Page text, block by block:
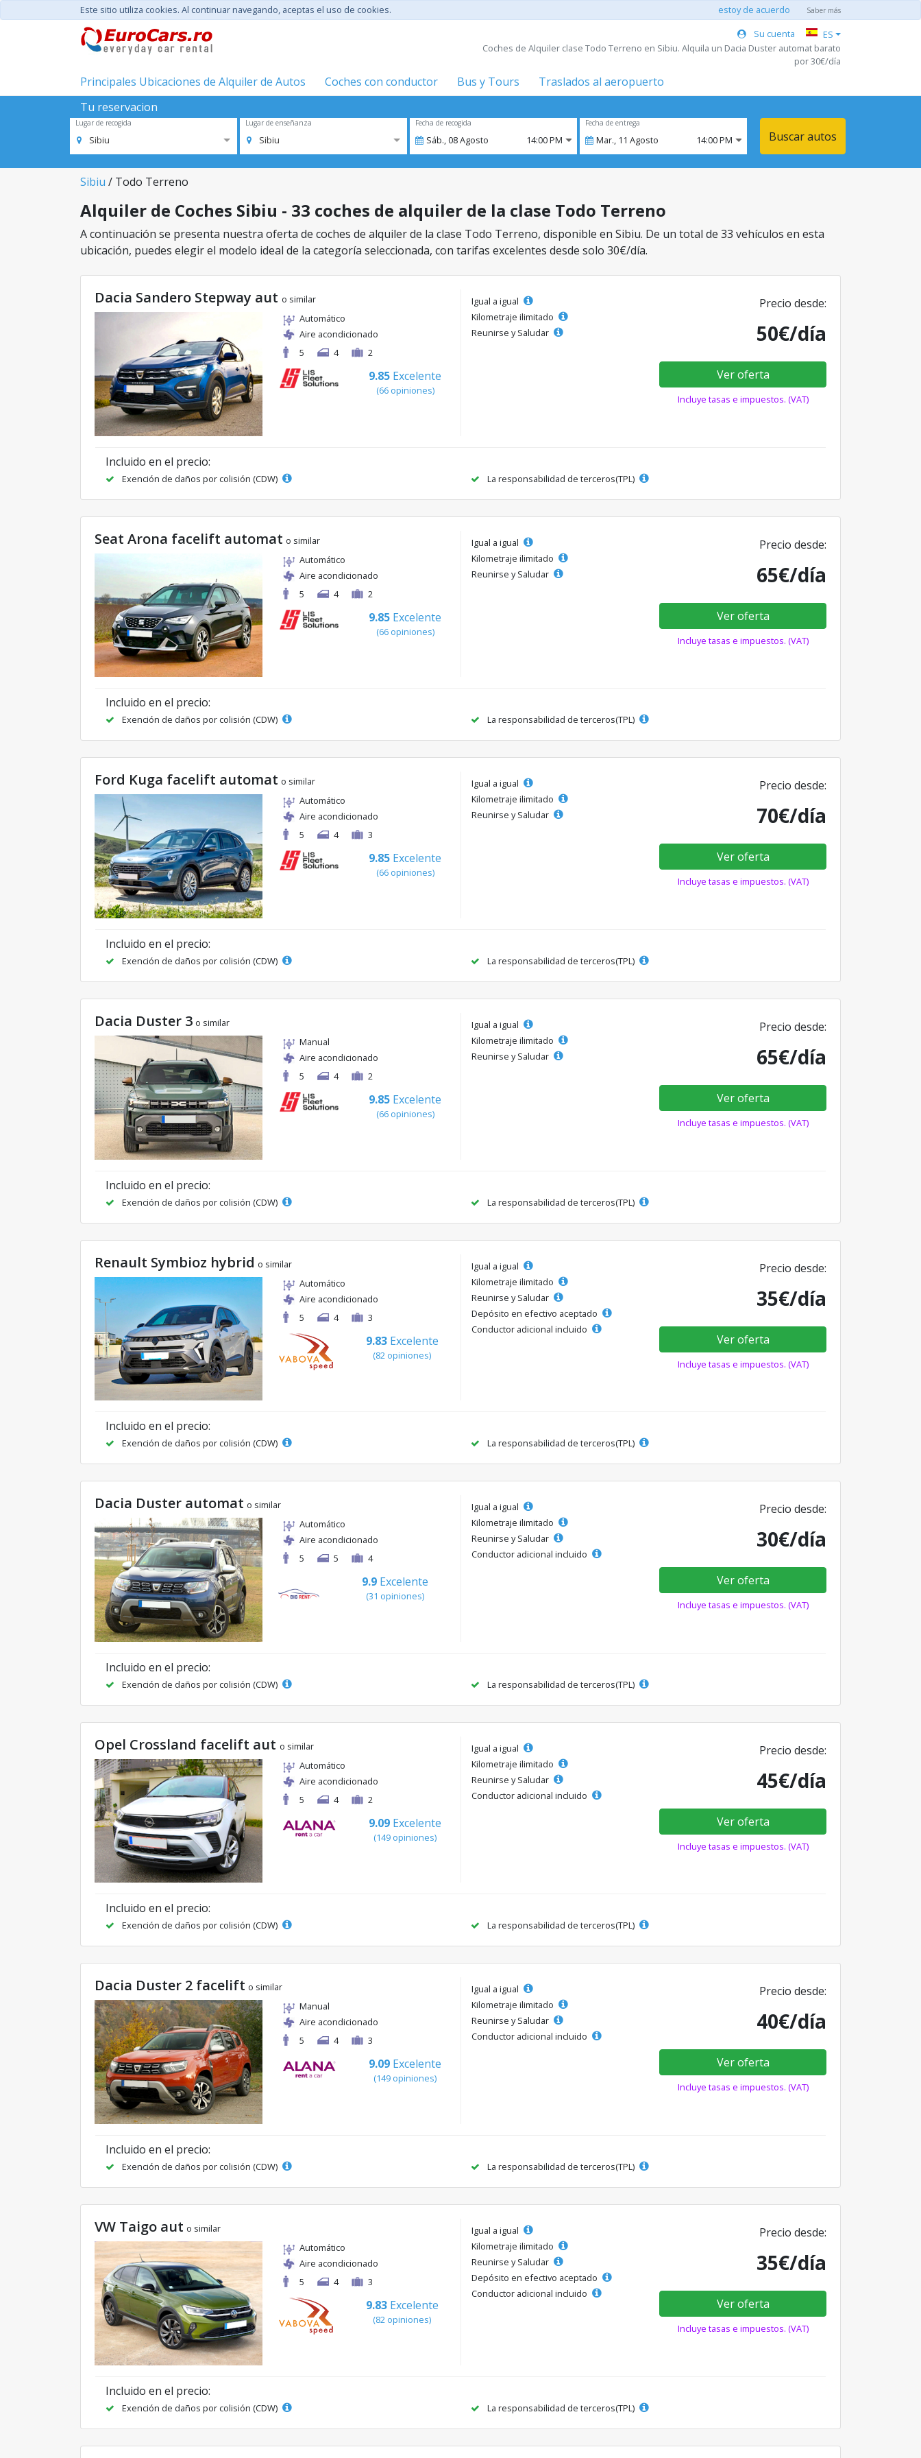
Este sitio utiliza cookies. Al continuar navegando, aceptas el uso de cookies. estoy de acuerdo Saber más
Su cuenta
ES
Coches de Alquiler clase Todo Terreno en Sibiu. Alquila un Dacia Duster automat barato
por 30€/día
Principales Ubicaciones de Alquiler de Autos Coches con conductor Bus y Tours
Traslados al aeropuerto
Tu reservacion
Lugar de recogida
Sibiu
Lugar de enseñanza
Sibiu
Fecha de recogida
Sáb.,08Agosto 14:00 PM
Fecha de entrega
Mar., 11 Agosto 14:00 PM Buscar autos
Sibiu / Todo Terreno
Alquiler de Coches Sibiu - 33 coches de alquiler de la clase Todo Terreno
A continuación se presenta nuestra oferta de coches de alquiler de la clase Todo Terreno, disponible en Sibiu. De un total de 33 vehículos en esta
ubicación, puedes elegir el modelo ideal de la categoría seleccionada, con tarifas excelentes desde solo 30€/día.
Dacia Sandero Stepway aut o similar
Automático
Aire acondicionado
5
4 2
9.85 Excelente
(66 opiniones)
Igual a igual
Kilometraje ilimitado
Reunirse y Saludar
Precio desde:
50€/día
Ver oferta
Incluye tasas e impuestos. (VAT)
Incluido en el precio:
Exención de daños por colisión (CDW) La responsabilidad de terceros(TPL)
Seat Arona facelift automat o similar
Automático
Aire acondicionado
5
4 2
9.85 Excelente
(66 opiniones)
Igual a igual
Kilometraje ilimitado
Reunirse y Saludar
Precio desde:
65€/día
Ver oferta
Incluye tasas e impuestos. (VAT)
Incluido en el precio:
Exención de daños por colisión (CDW) La responsabilidad de terceros(TPL)
Ford Kuga facelift automat o similar
Automático
Aire acondicionado
5
4 3
9.85 Excelente
(66 opiniones)
Igual a igual
Kilometraje ilimitado
Reunirse y Saludar
Precio desde:
70€/día
Ver oferta
Incluye tasas e impuestos. (VAT)
Incluido en el precio:
Exención de daños por colisión (CDW) La responsabilidad de terceros(TPL)
Dacia Duster 3 o similar
Manual
Aire acondicionado
5
4 2
9.85 Excelente
(66 opiniones)
Igual a igual
Kilometraje ilimitado
Reunirse y Saludar
Precio desde:
65€/día
Ver oferta
Incluye tasas e impuestos. (VAT)
Incluido en el precio:
Exención de daños por colisión (CDW) La responsabilidad de terceros(TPL)
Renault Symbioz hybrid o similar
Automático
Aire acondicionado
5
4 3
9.83 Excelente
(82 opiniones)
Igual a igual
Kilometraje ilimitado
Reunirse y Saludar
Depósito en efectivo aceptado
Conductor adicional incluido
Precio desde:
35€/día
Ver oferta
Incluye tasas e impuestos. (VAT)
Incluido en el precio:
Exención de daños por colisión (CDW) La responsabilidad de terceros(TPL)
Dacia Duster automat o similar
Automático
Aire acondicionado
5
5 4
9.9 Excelente
(31 opiniones)
Igual a igual
Kilometraje ilimitado
Reunirse y Saludar
Conductor adicional incluido
Precio desde:
30€/día
Ver oferta
Incluye tasas e impuestos. (VAT)
Incluido en el precio:
Exención de daños por colisión (CDW) La responsabilidad de terceros(TPL)
Opel Crossland facelift aut o similar
Automático
Aire acondicionado
5
4 2
9.09 Excelente
(149 opiniones)
Igual a igual
Kilometraje ilimitado
Reunirse y Saludar
Conductor adicional incluido
Precio desde:
45€/día
Ver oferta
Incluye tasas e impuestos. (VAT)
Incluido en el precio:
Exención de daños por colisión (CDW) La responsabilidad de terceros(TPL)
Dacia Duster 2 facelift o similar
Manual
Aire acondicionado
5
4 3
9.09 Excelente
(149 opiniones)
Igual a igual
Kilometraje ilimitado
Reunirse y Saludar
Conductor adicional incluido
Precio desde:
40€/día
Ver oferta
Incluye tasas e impuestos. (VAT)
Incluido en el precio:
Exención de daños por colisión (CDW) La responsabilidad de terceros(TPL)
VW Taigo aut o similar
Automático
Aire acondicionado
5
4 3
9.83 Excelente
(82 opiniones)
Igual a igual
Kilometraje ilimitado
Reunirse y Saludar
Depósito en efectivo aceptado
Conductor adicional incluido
Precio desde:
35€/día
Ver oferta
Incluye tasas e impuestos. (VAT)
Incluido en el precio:
Exención de daños por colisión (CDW) La responsabilidad de terceros(TPL)